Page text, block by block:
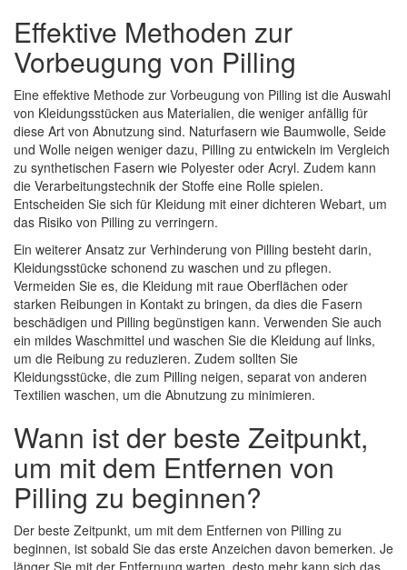
Effektive Methoden zur
Vorbeugung von Pilling
Eine effektive Methode zur Vorbeugung von Pilling ist die Auswahl
von Kleidungsstücken aus Materialien, die weniger anfällig für
diese Art von Abnutzung sind. Naturfasern wie Baumwolle, Seide
und Wolle neigen weniger dazu, Pilling zu entwickeln im Vergleich
zu synthetischen Fasern wie Polyester oder Acryl. Zudem kann
die Verarbeitungstechnik der Stoffe eine Rolle spielen.
Entscheiden Sie sich für Kleidung mit einer dichteren Webart, um
das Risiko von Pilling zu verringern.
Ein weiterer Ansatz zur Verhinderung von Pilling besteht darin,
Kleidungsstücke schonend zu waschen und zu pflegen.
Vermeiden Sie es, die Kleidung mit raue Oberflächen oder
starken Reibungen in Kontakt zu bringen, da dies die Fasern
beschädigen und Pilling begünstigen kann. Verwenden Sie auch
ein mildes Waschmittel und waschen Sie die Kleidung auf links,
um die Reibung zu reduzieren. Zudem sollten Sie
Kleidungsstücke, die zum Pilling neigen, separat von anderen
Textilien waschen, um die Abnutzung zu minimieren.
Wann ist der beste Zeitpunkt,
um mit dem Entfernen von
Pilling zu beginnen?
Der beste Zeitpunkt, um mit dem Entfernen von Pilling zu
beginnen, ist sobald Sie das erste Anzeichen davon bemerken. Je